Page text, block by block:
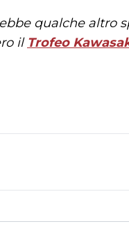
qualche altro
il Trofeo